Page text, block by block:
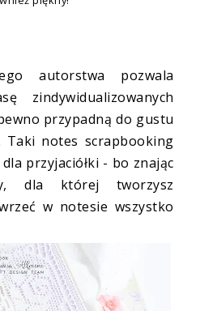
autorstwa pozwala
zindywidualizowanych
przypadną do gustu
Taki notes scrapbooking
przyjaciółki - bo znając
dla której tworzysz
w notesie wszystko